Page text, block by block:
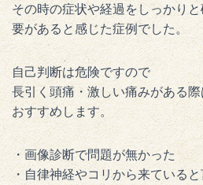
その時の症状や経過をしっかり
要があると感じた症例でした。
自己判断は危険ですので
長引く頭痛・激しい痛みがある
おすすめします。
・画像診断で問題が無かった
・自律神経やコリから来ている